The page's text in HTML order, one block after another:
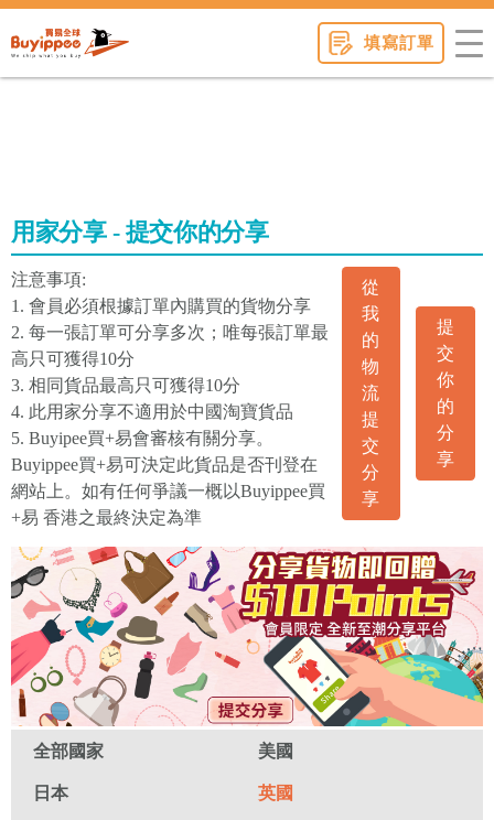
填寫訂單
用家分享 - 提交你的分享
注意事項:
1. 會員必須根據訂單內購買的貨物分享
2. 每一張訂單可分享多次；唯每張訂單最
高只可獲得10分
3. 相同貨品最高只可獲得10分
4. 此用家分享不適用於中國淘寶貨品
5. Buyipee買+易會審核有關分享。
Buyippee買+易可決定此貨品是否刊登在
網站上。如有任何爭議一概以Buyippee買
+易 香港之最終決定為準
從
我
的
物
流
提
交
分
享
提
交
你
的
分
享
全部國家 美國
日本 英國